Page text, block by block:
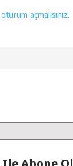
oturum açmalısınız.